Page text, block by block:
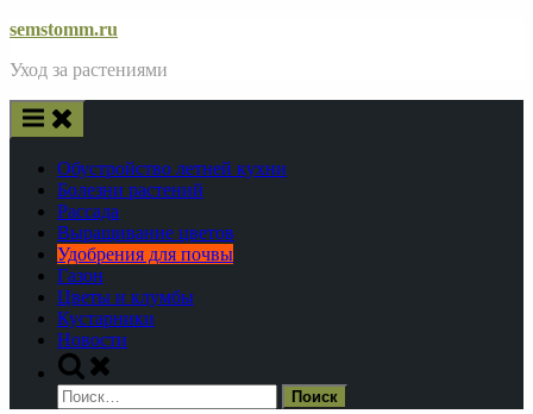
Skip
content
semstomm.ru
Уход за растениями
Обустройство летней кухни
Болезни растений
Рассада
Выращивание цветов
Удобрения для почвы
Газон
Цветы и клумбы
Кустарники
Новости
Toggle
search
form
Найти: